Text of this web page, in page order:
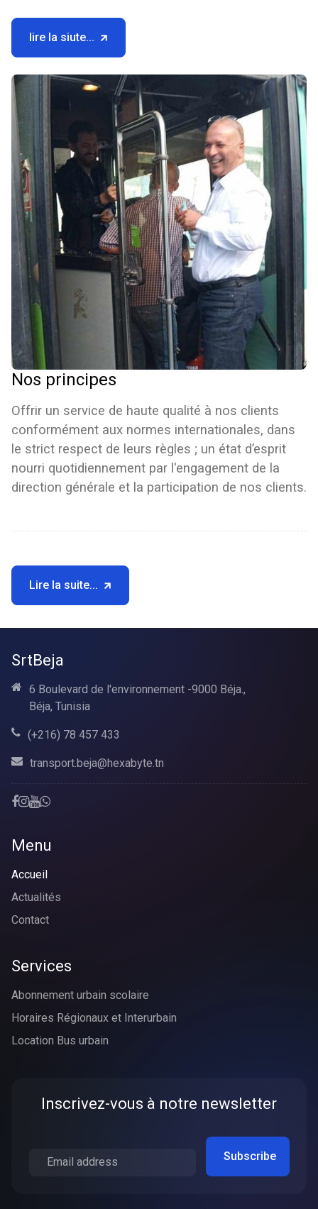
lire la siute...
Nos principes
Offrir un service de haute qualité à nos clients
conformément aux normes internationales, dans
le strict respect de leurs règles ; un état d’esprit
nourri quotidiennement par l'engagement de la
direction générale et la participation de nos clients.
Lire la suite...
SrtBeja
6 Boulevard de l'environnement -9000 Béja.,
Béja, Tunisia
(+216) 78 457 433
transport.beja@hexabyte.tn
Menu
Accueil
Actualités
Contact
Services
Abonnement urbain scolaire
Horaires Régionaux et Interurbain
Location Bus urbain
Inscrivez-vous à notre newsletter